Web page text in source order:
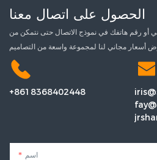
الحصول على اتصال معنا
أو رقم هاتفك في نموذج الاتصال حتى نتمكن من
+8618368402448
اسم